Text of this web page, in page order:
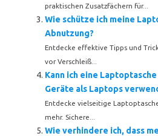
praktischen Zusatzfächern für...
Wie schütze ich meine
Abnutzung?
Entdecke effektive Tipps und
vor Verschleiß...
Kann ich eine
Geräte als Laptops
Entdecke vielseitige
mehr. Sichere...
Wie verhindere ich, dass